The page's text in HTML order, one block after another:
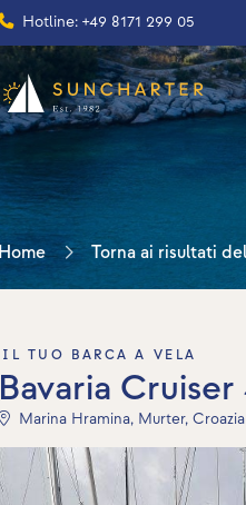
Hotline: +49 8171 299 05
Home Torna ai risultati
IL TUO BARCA A VELA
Bavaria
Marina Hramina, Murter, Croazia